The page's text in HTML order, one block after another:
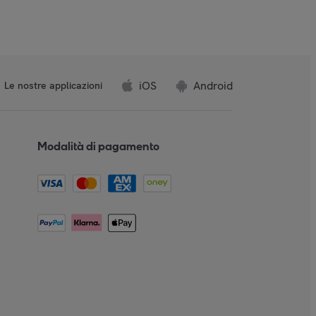
Le nostre applicazioni iOS Android
Modalità di pagamento